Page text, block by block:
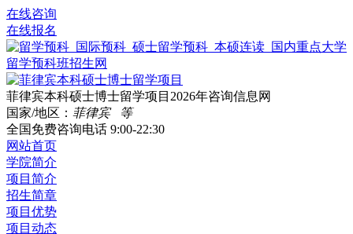
在线咨询
在线报名
菲律宾本科硕士博士留学项目2026年咨询信息网
国家/地区： 菲律宾 等
全国免费咨询电话 9:00-22:30
网站首页
学院简介
项目简介
招生简章
项目优势
项目动态